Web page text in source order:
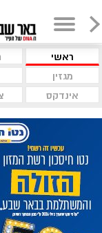
ראשי
מגזין
אינדקס